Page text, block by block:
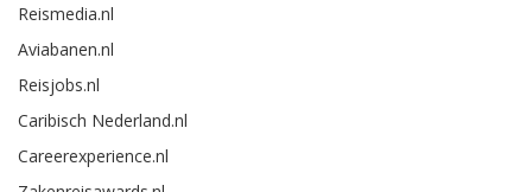
Reismedia.nl
Aviabanen.nl
Reisjobs.nl
Caribisch Nederland.nl
Careerexperience.nl